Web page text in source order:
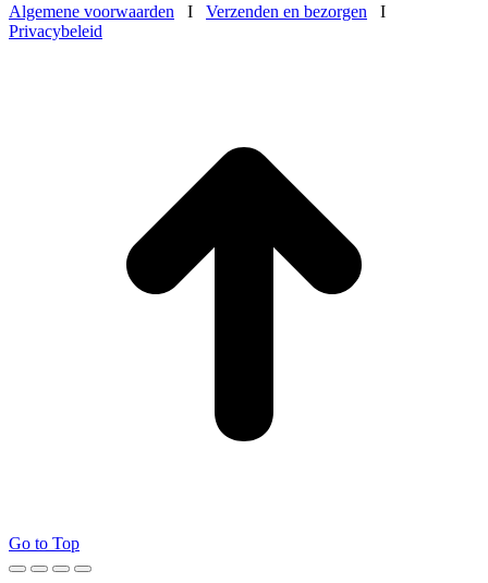
Algemene voorwaarden I Verzenden en bezorgen I
Privacybeleid
Go to Top